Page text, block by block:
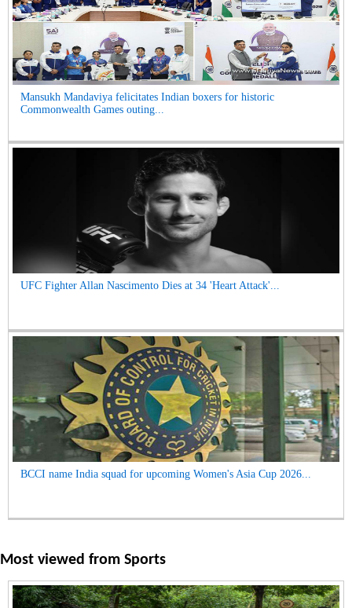
Mansukh Mandaviya felicitates Indian boxers for historic
Commonwealth Games outing...
UFC Fighter Allan Nascimento Dies at 34 'Heart Attack'...
BCCI name India squad for upcoming Women's Asia Cup 2026...
Most viewed from Sports